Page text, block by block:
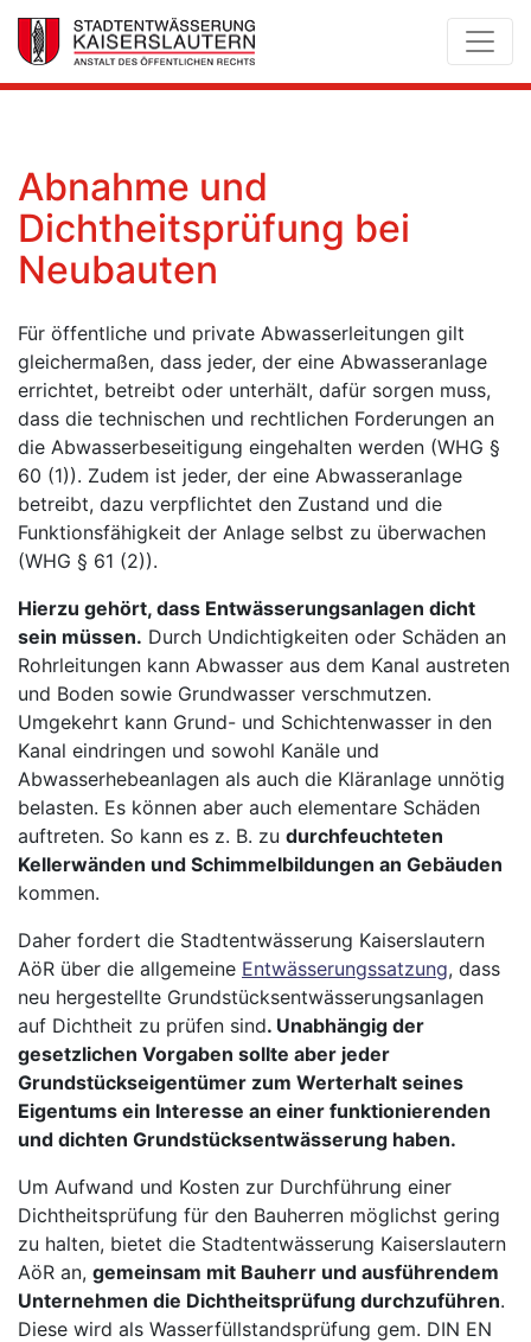
Abnahme und
Dichtheitsprüfung bei
Neubauten
Für öffentliche und private Abwasserleitungen gilt
gleichermaßen, dass jeder, der eine Abwasseranlage
errichtet, betreibt oder unterhält, dafür sorgen muss,
dass die technischen und rechtlichen Forderungen an
die Abwasserbeseitigung eingehalten werden (WHG §
60 (1)). Zudem ist jeder, der eine Abwasseranlage
betreibt, dazu verpflichtet den Zustand und die
Funktionsfähigkeit der Anlage selbst zu überwachen
(WHG § 61 (2)).
Hierzu gehört, dass Entwässerungsanlagen dicht
sein müssen. Durch Undichtigkeiten oder Schäden an
Rohrleitungen kann Abwasser aus dem Kanal austreten
und Boden sowie Grundwasser verschmutzen.
Umgekehrt kann Grund- und Schichtenwasser in den
Kanal eindringen und sowohl Kanäle und
Abwasserhebeanlagen als auch die Kläranlage unnötig
belasten. Es können aber auch elementare Schäden
auftreten. So kann es z. B. zu durchfeuchteten
Kellerwänden und Schimmelbildungen an Gebäuden
kommen.
Daher fordert die Stadtentwässerung Kaiserslautern
AöR über die allgemeine Entwässerungssatzung, dass
neu hergestellte Grundstücksentwässerungsanlagen
auf Dichtheit zu prüfen sind. Unabhängig der
gesetzlichen Vorgaben sollte aber jeder
Grundstückseigentümer zum Werterhalt seines
Eigentums ein Interesse an einer funktionierenden
und dichten Grundstücksentwässerung haben.
Um Aufwand und Kosten zur Durchführung einer
Dichtheitsprüfung für den Bauherren möglichst gering
zu halten, bietet die Stadtentwässerung Kaiserslautern
AöR an, gemeinsam mit Bauherr und ausführendem
Unternehmen die Dichtheitsprüfung durchzuführen.
Diese wird als Wasserfüllstandsprüfung gem. DIN EN